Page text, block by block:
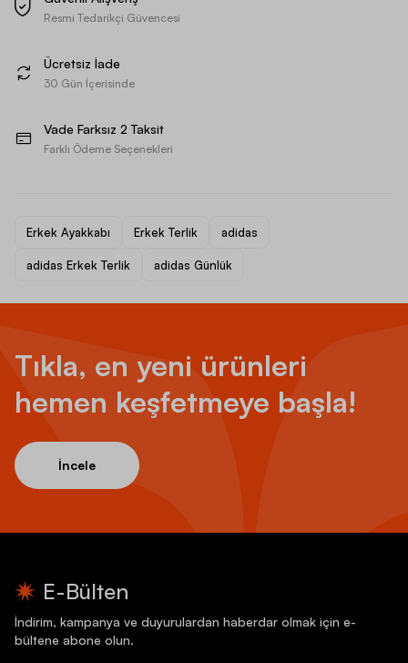
Resmi Tedarikçi Güvencesi
Ücretsiz İade
30 Gün İçerisinde
Vade Farksız 2 Taksit
Farklı Ödeme Seçenekleri
Erkek Ayakkabı Erkek Terlik adidas
adidas Erkek Terlik adidas Günlük
Tıkla, en yeni ürünleri
hemen keşfetmeye başla!
İncele
E-Bülten
İndirim, kampanya ve duyurulardan haberdar olmak için e-
bültene abone olun.